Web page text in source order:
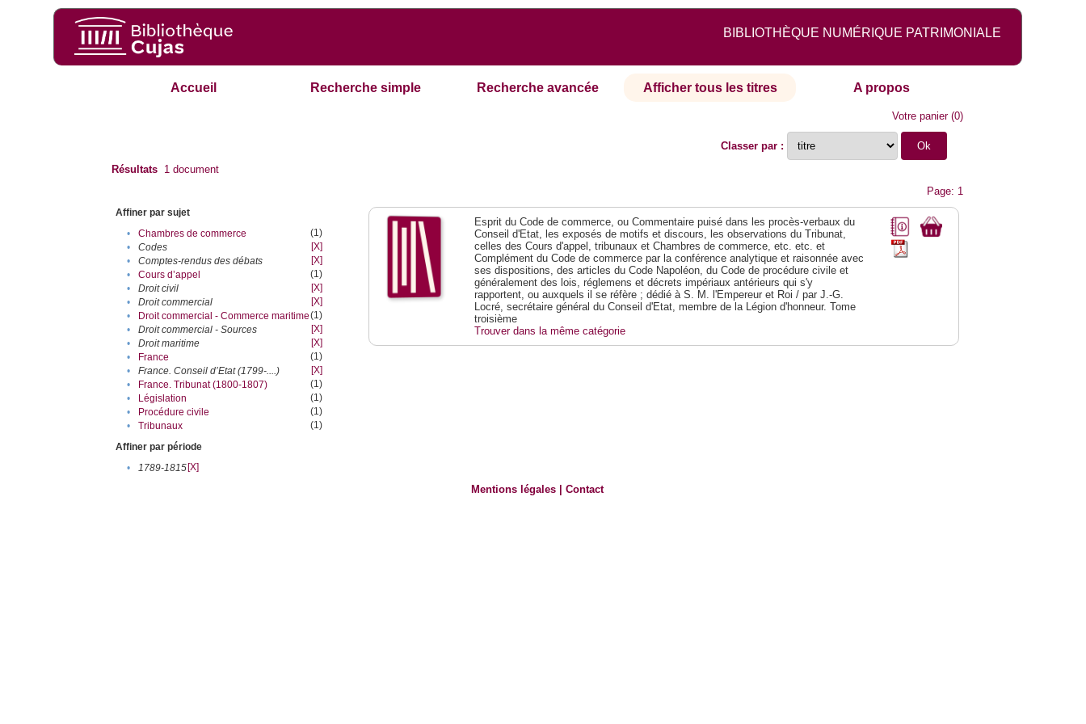
BIBLIOTHÈQUE NUMÉRIQUE PATRIMONIALE
Accueil Recherche simple Recherche avancée Afficher tous les titres A propos
Votre panier(0)
Classer par :
Résultats 1 document
Page: 1
Affiner par sujet
•
Chambres de commerce
(1)
•
Codes
[X]
•
Comptes-rendus des débats
[X]
•
Cours d’appel
(1)
•
Droit civil
[X]
•
Droit commercial
[X]
•
Droit commercial - Commerce maritime(1)
•
Droit commercial - Sources
[X]
•
Droit maritime
[X]
•
France
(1)
•
France. Conseil d’Etat (1799-....)
[X]
•
France. Tribunat (1800-1807)
(1)
•
Législation
(1)
•
Procédure civile
(1)
•
Tribunaux
(1)
Affiner par période
•
1789-1815[X]
Esprit du Code de commerce, ou Commentaire puisé dans les procès-verbaux du
Conseil d'Etat, les exposés de motifs et discours, les observations du Tribunat,
celles des Cours d'appel, tribunaux et Chambres de commerce, etc. etc. et
Complément du Code de commerce par la conférence analytique et raisonnée avec
ses dispositions, des articles du Code Napoléon, du Code de procédure civile et
généralement des lois, réglemens et décrets impériaux antérieurs qui s'y
rapportent, ou auxquels il se réfère ; dédié à S. M. l'Empereur et Roi / par J.-G.
Locré, secrétaire général du Conseil d'Etat, membre de la Légion d'honneur. Tome
troisième
Trouver dans la même catégorie
Mentions légales |Contact